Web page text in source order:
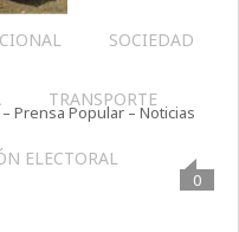
SOCIEDAD
TRANSPORTE
ELECTORAL
Prensa Popular – Noticias
0